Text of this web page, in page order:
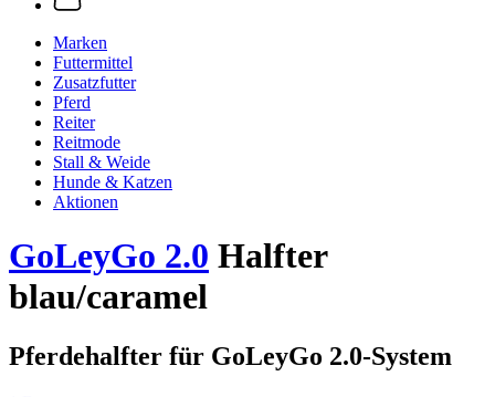
Marken
Futtermittel
Zusatzfutter
Pferd
Reiter
Reitmode
Stall & Weide
Hunde & Katzen
Aktionen
GoLeyGo 2.0 Halfter
blau/caramel
Pferdehalfter für GoLeyGo 2.0-System